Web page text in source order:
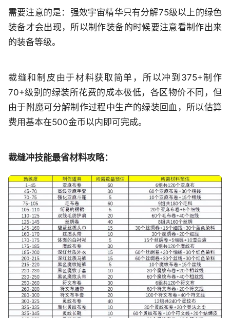
需要注意的是：强效宇宙精华只有分解75级以上的绿色
装备才会出现，所以制作装备的时候要注意看制作出来
的装备等级。
裁缝和制皮由于材料获取简单，所以冲到375+制作
70+级别的绿装所花费的成本极低，各区物价不同，但
由于附魔可分解制作过程中生产的绿装回血，所以估算
费用基本在500金币以内即可完成。
裁缝冲技能最省材料攻略：